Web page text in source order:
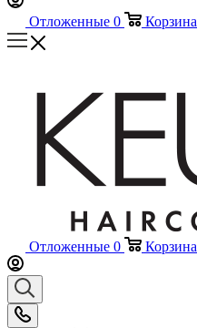
Отложенные 0 Корзина
Отложенные 0 Корзина